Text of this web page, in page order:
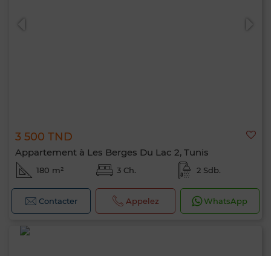
3 500 TND
Appartement à Les Berges Du Lac 2, Tunis
180 m² 3 Ch. 2 Sdb.
Contacter Appelez WhatsApp